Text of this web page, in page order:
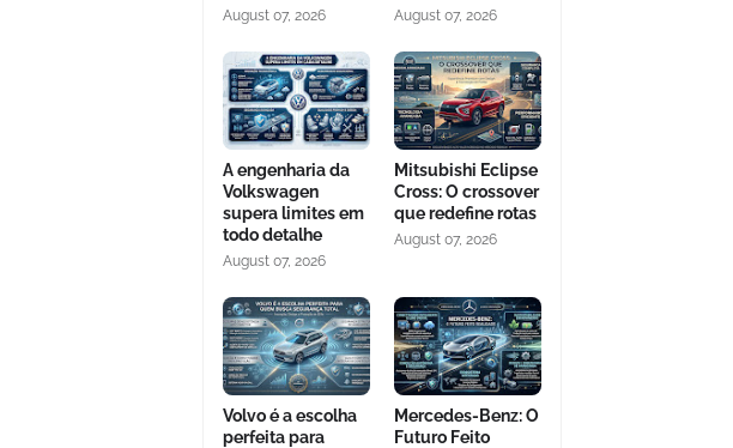
August 07, 2026 August 07, 2026
A engenharia da
Volkswagen
supera limites em
todo detalhe
August 07, 2026
Mitsubishi Eclipse
Cross: O crossover
que redefine rotas
August 07, 2026
Volvo é a escolha
perfeita para
Mercedes-Benz: O
Futuro Feito